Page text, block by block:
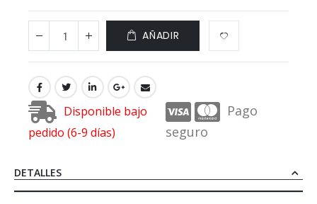
AÑADIR
Disponible bajo
pedido (6-9 días)
Pago
seguro
DETALLES